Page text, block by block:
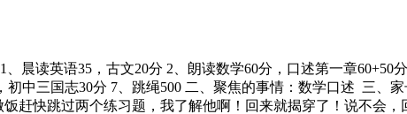
晨读英语35，古文20分 2、朗读数学60分，口述第一章60+50
中三国志30分 7、跳绳500 二、聚焦的事情：数学口述 三、
赶快跳过两个练习题，我了解他啊！回来就揭穿了！说不会